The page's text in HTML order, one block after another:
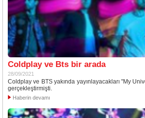
Coldplay ve Bts bir arada
28/09/2021
Coldplay ve BTS yakında yayınlayacakları "My
gerçekleştirmişti.
Haberin devamı